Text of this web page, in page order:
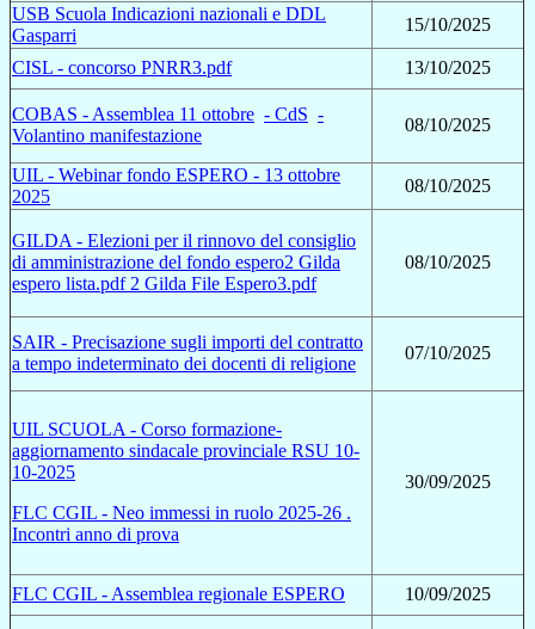
USB Scuola Indicazioni nazionali e DDL
Gasparri
15/10/2025
CISL - concorso PNRR3.pdf 13/10/2025
COBAS - Assemblea 11 ottobre - CdS -
Volantino manifestazione
08/10/2025
UIL - Webinar fondo ESPERO - 13 ottobre
2025
08/10/2025
GILDA - Elezioni per il rinnovo del consiglio
di amministrazione del fondo espero2 Gilda
espero lista.pdf 2 Gilda File Espero3.pdf
08/10/2025
SAIR - Precisazione sugli importi del contratto
a tempo indeterminato dei docenti di religione
07/10/2025
UIL SCUOLA - Corso formazione-
aggiornamento sindacale provinciale RSU 10-
10-2025
FLC CGIL - Neo immessi in ruolo 2025-26 .
Incontri anno di prova
30/09/2025
FLC CGIL - Assemblea regionale ESPERO 10/09/2025